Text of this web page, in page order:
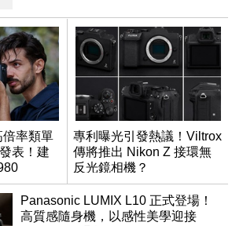
倍率類單
表！建
專利曝光引發熱議！Viltrox
傳將推出 Nikon Z 接環無
反光鏡相機？
Panasonic LUMIX L10 正式登場！
高質感隨身機，以感性美學迎接